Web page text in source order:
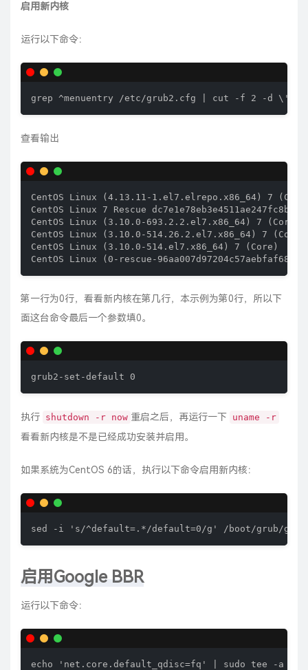
启用新内核
运行以下命令：
grep ^menuentry /etc/grub2.cfg | cut -f 2 -d \'
查看输出
CentOS Linux (4.13.11-1.el7.elrepo.x86_64) 7
CentOS Linux 7 Rescue
CentOS Linux (3.10.0-693.2.2.el7.x86_64) 7 (Core)
CentOS Linux (3.10.0-514.26.2.el7.x86_64) 7 (Core)
CentOS Linux (3.10.0-514.el7.x86_64) 7 (Core)
CentOS Linux (0-rescue-
第一行为0行，看看新内核在第几行，本示例为第0行，所以下
面这台命令最后一个参数填0。
grub2-set-default 0
执行 shutdown -r now 重启之后，再运行一下 uname -r
看看新内核是不是已经成功安装并启用。
如果系统为CentOS 6的话，执行以下命令启用新内核：
sed -i 's/^default=.*/default=0/g' /boot/grub/
启用Google BBR
运行以下命令：
echo 'net.core.default_qdisc=fq' | sudo tee -a /